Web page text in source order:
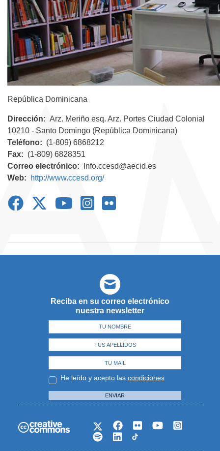
República Dominicana
Dirección
Arz. Meriño esq. Arz. Portes Ciudad Colonial
10210 - Santo Domingo (República Dominicana)
Teléfono
(1-809) 6868212
Fax
(1-809) 6828351
Correo electrónico
Info.ccesd@aecid.es
Web
http://www.ccesd.org/
Reciba en su correo electrónico
nuestra newsletter
He leído y acepto las condiciones
ENVIAR